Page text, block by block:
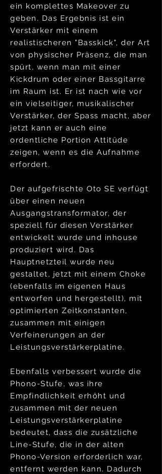
ein komplettes Makeover zu
geben. Das Ergebnis ist ein
Verstärker mit einem
realistischeren "Basskick", der Art
von physischer Präsenz, die man
spürt, wenn man mit einer
Kickdrum oder einer Bassgitarre
im Raum ist. Er ist nach wie vor
ein vielseitiger, musikalischer
Verstärker, der Spass macht, aber
jetzt kann er auch eine
ordentliche Portion Attitüde
zeigen, wenn es die Aufnahme
erfordert.
Der aufgefrischte Oto SE verfügt
über einen neuen
Ausgangstransformator, der
speziell für diesen Verstärker
entwickelt wurde und inhouse
produziert wird. Das
Hauptnetzteil wurde neu
gestaltet, jetzt mit einem Choke
(ebenfalls im eigenen Haus
entworfen und hergestellt), mit
optimierten Zeitkonstanten,
zusammen mit einigen
Verfeinerungen an der
Leistungsverstärkerplatine.
Ebenfalls verbessert wurde die
Phono-Stufe, was ihre
Empfindlichkeit erhöht und
zusammen mit der neuen
Leistungsverstärkerplatine
bedeutet, dass die zusätzliche
Line-Stufe, die in der alten
Phono-Version erforderlich war,
entfernt werden kann. Dadurch